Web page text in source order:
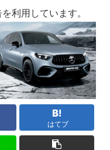
利用しています。
はてブ